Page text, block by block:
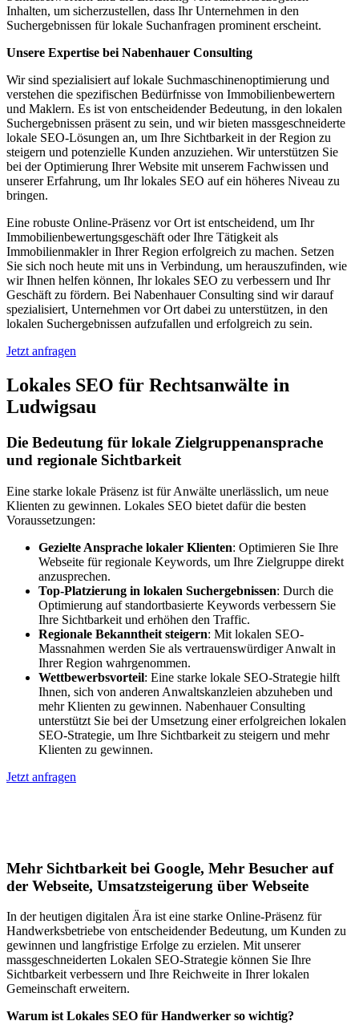
Inhalten, um sicherzustellen, dass Ihr Unternehmen in den
Suchergebnissen für lokale Suchanfragen prominent erscheint.
Unsere Expertise bei Nabenhauer Consulting
Wir sind spezialisiert auf lokale Suchmaschinenoptimierung und
verstehen die spezifischen Bedürfnisse von Immobilienbewertern
und Maklern. Es ist von entscheidender Bedeutung, in den lokalen
Suchergebnissen präsent zu sein, und wir bieten massgeschneiderte
lokale SEO-Lösungen an, um Ihre Sichtbarkeit in der Region zu
steigern und potenzielle Kunden anzuziehen. Wir unterstützen Sie
bei der Optimierung Ihrer Website mit unserem Fachwissen und
unserer Erfahrung, um Ihr lokales SEO auf ein höheres Niveau zu
bringen.
Eine robuste Online-Präsenz vor Ort ist entscheidend, um Ihr
Immobilienbewertungsgeschäft oder Ihre Tätigkeit als
Immobilienmakler in Ihrer Region erfolgreich zu machen. Setzen
Sie sich noch heute mit uns in Verbindung, um herauszufinden, wie
wir Ihnen helfen können, Ihr lokales SEO zu verbessern und Ihr
Geschäft zu fördern. Bei Nabenhauer Consulting sind wir darauf
spezialisiert, Unternehmen vor Ort dabei zu unterstützen, in den
lokalen Suchergebnissen aufzufallen und erfolgreich zu sein.
Jetzt anfragen
Lokales SEO für Rechtsanwälte in
Ludwigsau
Die Bedeutung für lokale Zielgruppenansprache
und regionale Sichtbarkeit
Eine starke lokale Präsenz ist für Anwälte unerlässlich, um neue
Klienten zu gewinnen. Lokales SEO bietet dafür die besten
Voraussetzungen:
Gezielte Ansprache lokaler Klienten: Optimieren Sie Ihre
Webseite für regionale Keywords, um Ihre Zielgruppe direkt
anzusprechen.
Top-Platzierung in lokalen Suchergebnissen: Durch die
Optimierung auf standortbasierte Keywords verbessern Sie
Ihre Sichtbarkeit und erhöhen den Traffic.
Regionale Bekanntheit steigern: Mit lokalen SEO-
Massnahmen werden Sie als vertrauenswürdiger Anwalt in
Ihrer Region wahrgenommen.
Wettbewerbsvorteil: Eine starke lokale SEO-Strategie hilft
Ihnen, sich von anderen Anwaltskanzleien abzuheben und
mehr Klienten zu gewinnen. Nabenhauer Consulting
unterstützt Sie bei der Umsetzung einer erfolgreichen lokalen
SEO-Strategie, um Ihre Sichtbarkeit zu steigern und mehr
Klienten zu gewinnen.
Jetzt anfragen
Mehr Sichtbarkeit bei Google, Mehr Besucher auf
der Webseite, Umsatzsteigerung über Webseite
In der heutigen digitalen Ära ist eine starke Online-Präsenz für
Handwerksbetriebe von entscheidender Bedeutung, um Kunden zu
gewinnen und langfristige Erfolge zu erzielen. Mit unserer
massgeschneiderten Lokalen SEO-Strategie können Sie Ihre
Sichtbarkeit verbessern und Ihre Reichweite in Ihrer lokalen
Gemeinschaft erweitern.
Warum ist Lokales SEO für Handwerker so wichtig?